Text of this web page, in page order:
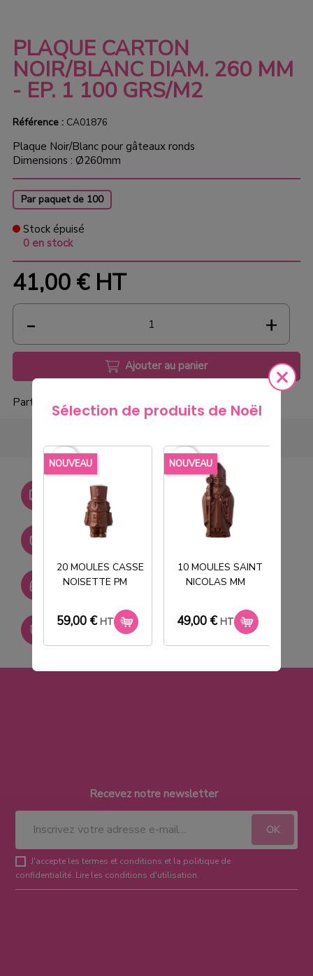
Sélection de produits de Noël
NOUVEAU
20 MOULES CASSE
NOISETTE PM
59,00 € HT
favorite_border NOUVEAU
10 MOULES SAINT
NICOLAS MM
49,00 € HT
favorite_border
PLAQUE CARTON
NOIR/BLANC DIAM. 260 MM
- EP. 1 100 GRS/M2
Référence :CA01876
Plaque Noir/Blanc pour gâteaux ronds
Dimensions : Ø260mm
Par paquet de 100
Stock épuisé
0 en stock
41,00 € HT
Ajouter au panier
Partager
Livraison gratuite dès
750€ HT
Stock permanent :
SAV réactif
Paiement sécurisé
Recevez notre newsletter
J'accepte les termes et conditions et la politique de
confidentialité. Lire les conditions d'utilisation.